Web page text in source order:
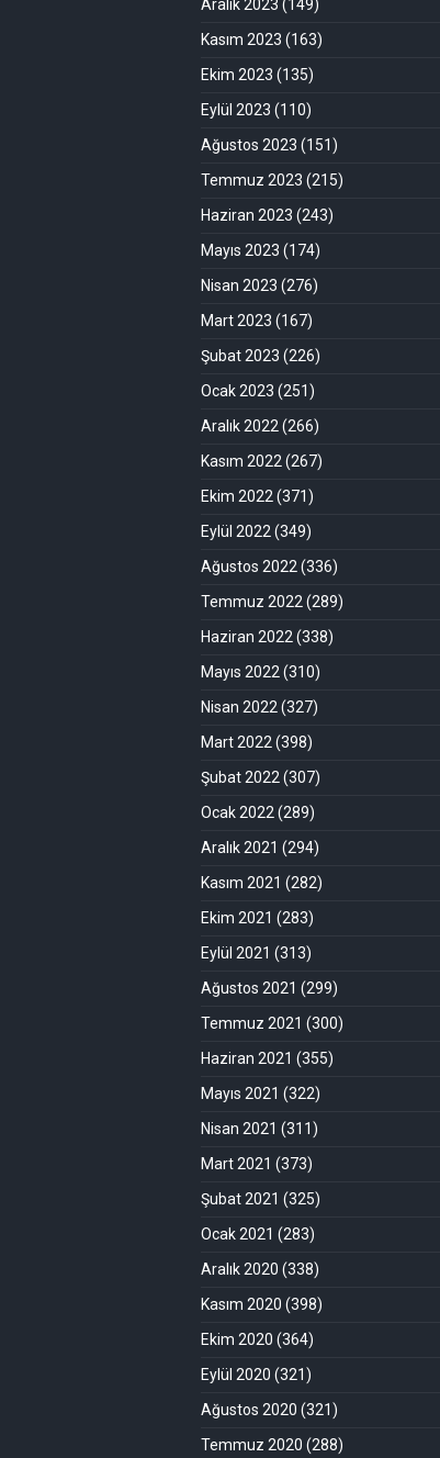
Aralık 2023 (149)
Kasım 2023 (163)
Ekim 2023 (135)
Eylül 2023 (110)
Ağustos 2023 (151)
Temmuz 2023 (215)
Haziran 2023 (243)
Mayıs 2023 (174)
Nisan 2023 (276)
Mart 2023 (167)
Şubat 2023 (226)
Ocak 2023 (251)
Aralık 2022 (266)
Kasım 2022 (267)
Ekim 2022 (371)
Eylül 2022 (349)
Ağustos 2022 (336)
Temmuz 2022 (289)
Haziran 2022 (338)
Mayıs 2022 (310)
Nisan 2022 (327)
Mart 2022 (398)
Şubat 2022 (307)
Ocak 2022 (289)
Aralık 2021 (294)
Kasım 2021 (282)
Ekim 2021 (283)
Eylül 2021 (313)
Ağustos 2021 (299)
Temmuz 2021 (300)
Haziran 2021 (355)
Mayıs 2021 (322)
Nisan 2021 (311)
Mart 2021 (373)
Şubat 2021 (325)
Ocak 2021 (283)
Aralık 2020 (338)
Kasım 2020 (398)
Ekim 2020 (364)
Eylül 2020 (321)
Ağustos 2020 (321)
Temmuz 2020 (288)